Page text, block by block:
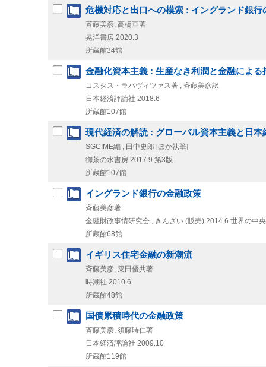
危機対応と出口への模索 : イングランド銀行
斉藤美彦, 高橋亘著
晃洋書房 2020.3
所蔵館34館
金融化資本主義 : 生産なき利潤と金融による
コスタス・ラパヴィツァス著 ; 斉藤美彦訳
日本経済評論社 2018.6
所蔵館107館
現代経済の解読 : グローバル資本主義と日本
SGCIME編 ; 田中史郎 [ほか執筆]
御茶の水書房 2017.9 第3版
所蔵館107館
イングランド銀行の金融政策
斉藤美彦著
金融財政事情研究会 , きんざい (販売) 2014.6 世界の中
所蔵館68館
イギリス住宅金融の新潮流
斉藤美彦, 簗田優共著
時潮社 2010.6
所蔵館48館
国債累積時代の金融政策
斉藤美彦, 須藤時仁著
日本経済評論社 2009.10
所蔵館119館